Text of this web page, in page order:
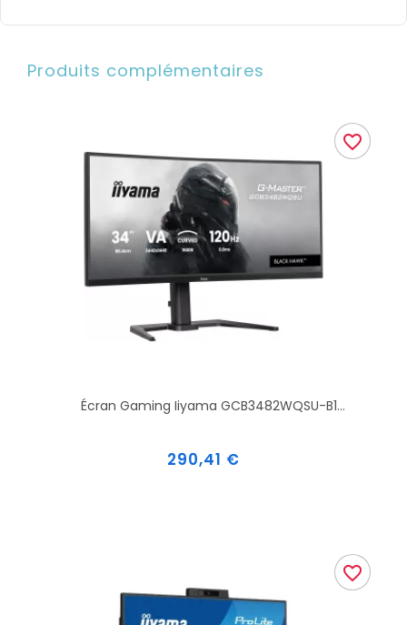
Produits complémentaires
Écran Gaming Iiyama GCB3482WQSU-B1...
Prix
290,41 €
favorite_border
favorite_border